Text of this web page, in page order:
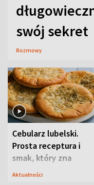
swój sekret
Rozmowy
Cebularz lubelski.
Prosta receptura i
smak, który zna
Lubelszczyzna
Aktualności